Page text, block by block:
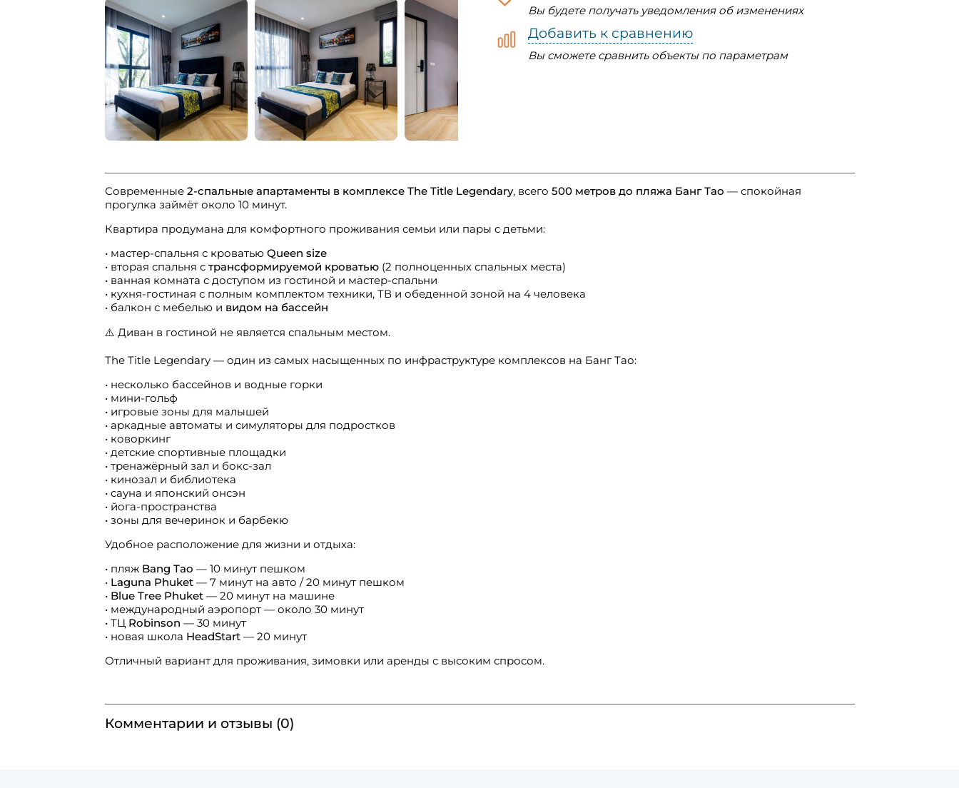
Вы будете получать уведомления об изменениях
Добавить к сравнению
Вы сможете сравнить объекты по параметрам
Современные 2-спальные апартаменты в комплексе The Title Legendary, всего 500 метров до пляжа Банг Тао — спокойная
прогулка займёт около 10 минут.
Квартира продумана для комфортного проживания семьи или пары с детьми:
• мастер-спальня с кроватью Queen size
• вторая спальня с трансформируемой кроватью(2 полноценных спальных места)
• ванная комната с доступом из гостиной и мастер-спальни
• кухня-гостиная с полным комплектом техники, ТВ и обеденной зоной на 4 человека
• балкон с мебелью и видом на бассейн
⚠️ Диван в гостиной не является спальным местом.
The Title Legendary — один из самых насыщенных по инфраструктуре комплексов на Банг Тао:
• несколько бассейнов и водные горки
• мини-гольф
• игровые зоны для малышей
• аркадные автоматы и симуляторы для подростков
• коворкинг
• детские спортивные площадки
• тренажёрный зал и бокс-зал
• кинозал и библиотека
• сауна и японский онсэн
• йога-пространства
• зоны для вечеринок и барбекю
Удобное расположение для жизни и отдыха:
• пляж Bang Tao — 10 минут пешком
• Laguna Phuket— 7 минут на авто / 20 минут пешком
• Blue Tree Phuket— 20 минут на машине
• международный аэропорт — около 30 минут
• ТЦ Robinson — 30 минут
• новая школа HeadStart— 20 минут
Отличный вариант для проживания, зимовки или аренды с высоким спросом.
Комментарии и отзывы (0)